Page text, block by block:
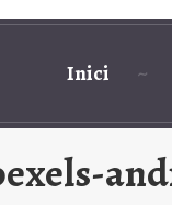
Inici